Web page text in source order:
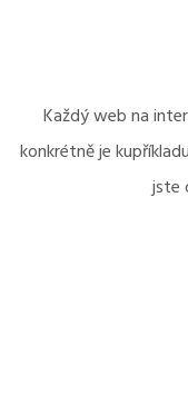
Každý web na
konkrétně je
jste